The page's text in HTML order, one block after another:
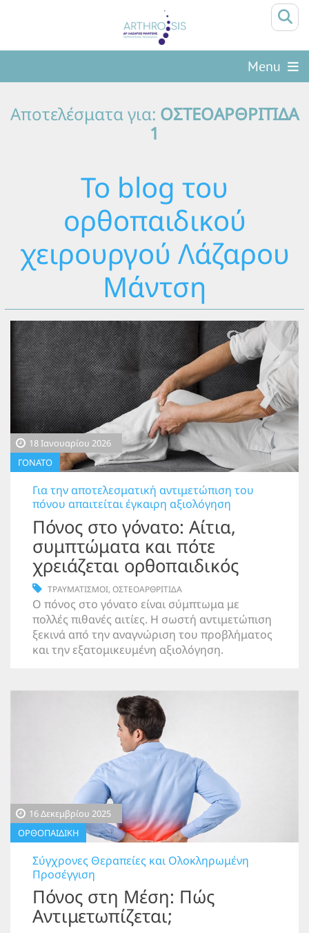
Menu
Αποτελέσματα για: ΟΣΤΕΟΑΡΘΡΙΤΙΔΑ
1
Το blog του
ορθοπαιδικού
χειρουργού Λάζαρου
Μάντση
18 Ιανουαρίου 2026
ΓΟΝΑΤΟ
Για την αποτελεσματική αντιμετώπιση του
πόνου απαιτείται έγκαιρη αξιολόγηση
Πόνος στο γόνατο: Αίτια,
συμπτώματα και πότε
χρειάζεται ορθοπαιδικός
ΤΡΑΥΜΑΤΙΣΜΟΙ, ΟΣΤΕΟΑΡΘΡΙΤΙΔΑ
Ο πόνος στο γόνατο είναι σύμπτωμα με
πολλές πιθανές αιτίες. Η σωστή αντιμετώπιση
ξεκινά από την αναγνώριση του προβλήματος
και την εξατομικευμένη αξιολόγηση.
16 Δεκεμβρίου 2025
ΟΡΘΟΠΑΙΔΙΚΗ
Σύγχρονες Θεραπείες και Ολοκληρωμένη
Προσέγγιση
Πόνος στη Μέση: Πώς
Αντιμετωπίζεται;